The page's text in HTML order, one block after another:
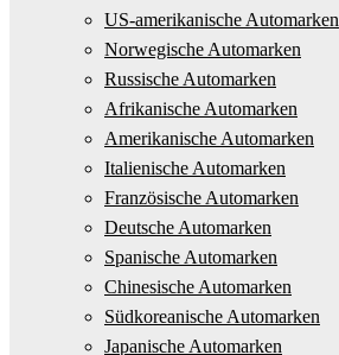
US-amerikanische Automarken
Norwegische Automarken
Russische Automarken
Afrikanische Automarken
Amerikanische Automarken
Italienische Automarken
Französische Automarken
Deutsche Automarken
Spanische Automarken
Chinesische Automarken
Südkoreanische Automarken
Japanische Automarken